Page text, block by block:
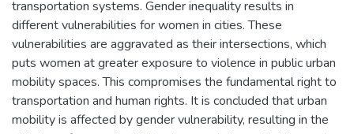
transportation systems. Gender inequality results in
different vulnerabilities for women in cities. These
vulnerabilities are aggravated as their intersections, which
puts women at greater exposure to violence in public urban
mobility spaces. This compromises the fundamental right to
transportation and human rights. It is concluded that urban
mobility is affected by gender vulnerability, resulting in the